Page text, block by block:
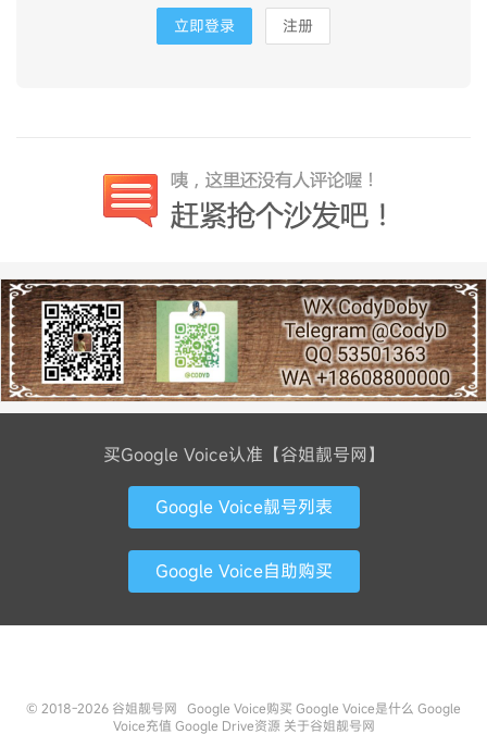
立即登录 注册
买Google Voice认准【谷姐靓号网】
Google Voice靓号列表
Google Voice自助购买
© 2018-2026 谷姐靓号网 Google Voice购买 Google Voice是什么 Google
Voice充值 Google Drive资源 关于谷姐靓号网